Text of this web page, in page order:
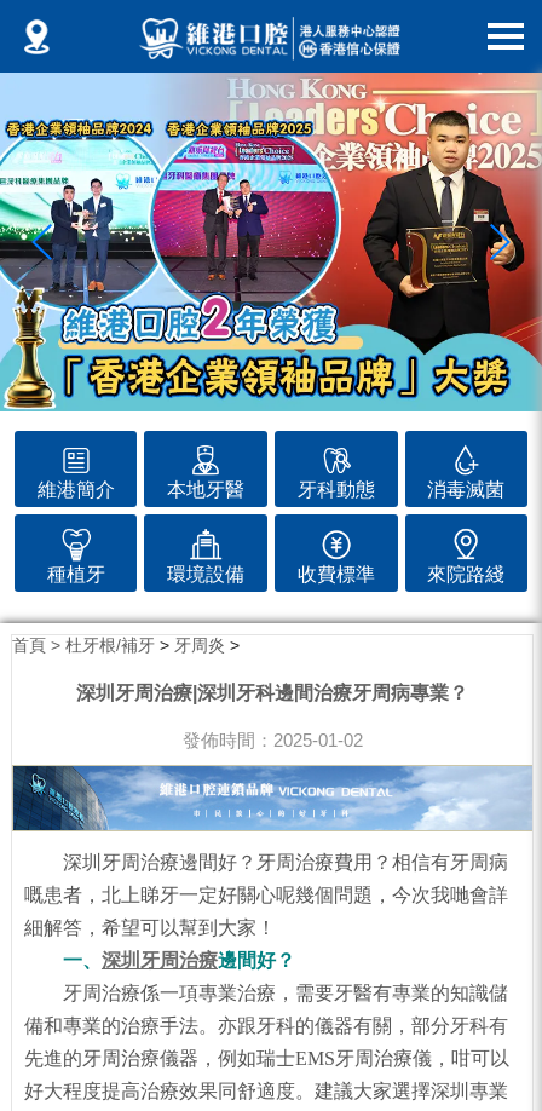
維港簡介 本地牙醫 牙科動態 消毒滅菌
種植牙 環境設備 收費標準 來院路綫
首頁 > 杜牙根/補牙> 牙周炎 >
深圳牙周治療|深圳牙科邊間治療牙周病專業？
發佈時間：2025-01-02
深圳牙周治療邊間好？牙周治療費用？相信有牙周病
嘅患者，北上睇牙一定好關心呢幾個問題，今次我哋會詳
細解答，希望可以幫到大家！
一、 深圳牙周治療邊間好？
牙周治療係一項專業治療，需要牙醫有專業的知識儲
備和專業的治療手法。亦跟牙科的儀器有關，部分牙科有
先進的牙周治療儀器，例如瑞士EMS牙周治療儀，咁可以
好大程度提高治療效果同舒適度。建議大家選擇深圳專業